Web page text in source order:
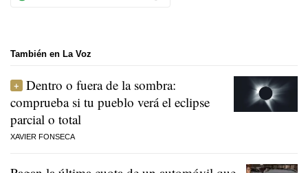
También en La Voz
Dentro o fuera de la sombra:
comprueba si tu pueblo verá el eclipse
parcial o total
XAVIER FONSECA